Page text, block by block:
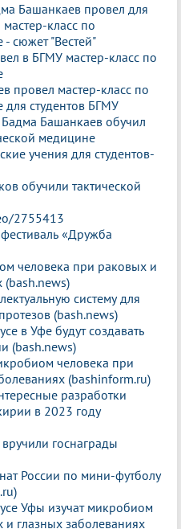
Башанкаев провел для
класс по
- сюжет "Вестей"
в БГМУ мастер-класс по
провел мастер-класс по
для студентов БГМУ
Башанкаев обучил
медицине
учения для студентов-
обучили тактической
2755413
«Дружба
человека при раковых и
(bash.news)
систему для
(bash.news)
в Уфе будут создавать
(bash.news)
человека при
(bashinform.ru)
разработки
в 2023 году
госнаграды
России по мини-футболу
Уфы изучат микробиом
глазных заболеваниях